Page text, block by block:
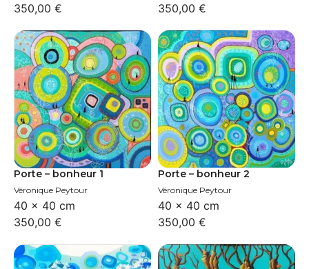
350,00 €
350,00 €
Porte – bonheur 1
Véronique Peytour
40 × 40 cm
350,00 €
Porte – bonheur 2
Véronique Peytour
40 × 40 cm
350,00 €